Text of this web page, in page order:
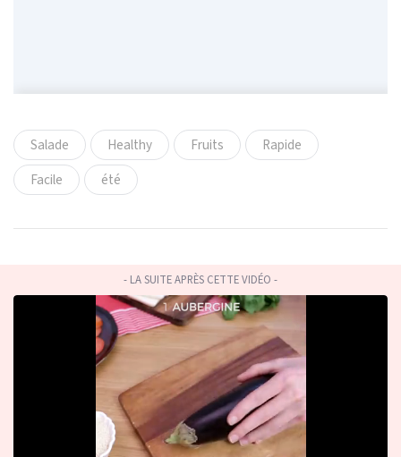
Salade Healthy Fruits
Rapide
Facile
été
- LA SUITE APRÈS CETTE VIDÉO -